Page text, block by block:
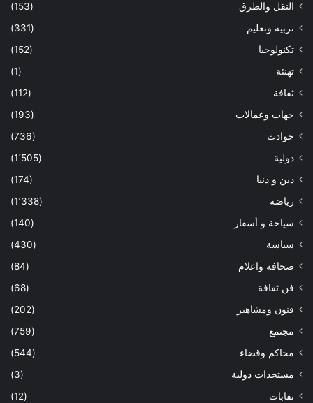
النقل والطرق
(153)
تربية وتعليم
(331)
تكنولوجيا
(152)
تهنئة
(1)
ثقافة
(112)
جهات وعمالات
(193)
حوادث
(736)
دولية
(1٬505)
دين و دنيا
(174)
رياضة
(1٬338)
سياحة و أسفار
(140)
سياسة
(430)
صحافة واعلام
(84)
فن ثقافة
(68)
فنون ومشاهير
(202)
مجتمع
(759)
محاكم وقضاء
(544)
مستجدات دولية
(3)
نفابات
(12)